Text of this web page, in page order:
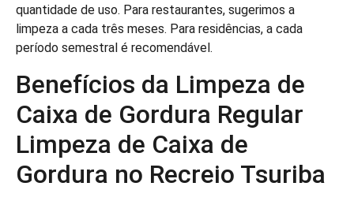
quantidade de uso. Para restaurantes, sugerimos a
limpeza a cada três meses. Para residências, a cada
período semestral é recomendável.
Benefícios da Limpeza de
Caixa de Gordura Regular
Limpeza de Caixa de
Gordura no Recreio Tsuriba